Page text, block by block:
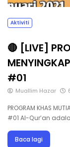
Aktiviti
🔴 [LIVE]
#01
Muallim Hazar
PROGRAM KHAS
#01 Al-Qur’an
Baca lagi